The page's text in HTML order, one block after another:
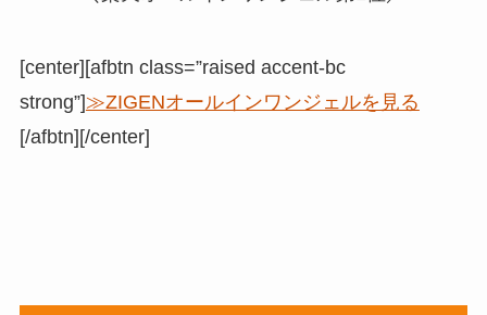
[center][afbtn class=”raised accent-bc
strong”]≫ZIGENオールインワンジェルを見る
[/afbtn][/center]